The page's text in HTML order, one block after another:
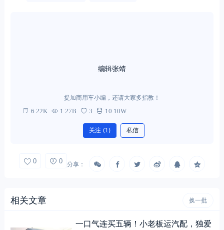
编辑张靖
提加商用车小编，还请大家多指教！
6.22K 1.27B 3 10.10W
关注 (1) 私信
0 0 分享：
相关文章 换一批
一口气连买五辆！小老板运汽配，独爱